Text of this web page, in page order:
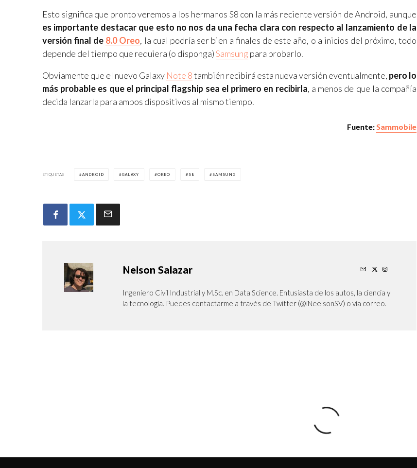
Esto significa que pronto veremos a los hermanos S8 con la más reciente versión de Android, aunque
es importante destacar que esto no nos da una fecha clara con respecto al lanzamiento de la
versión final de 8.0 Oreo, la cual podría ser bien a finales de este año, o a inicios del próximo, todo
depende del tiempo que requiera (o disponga)Samsung para probarlo.
Obviamente que el nuevo Galaxy Note 8también recibirá esta nueva versión eventualmente, pero lo
más probable es que el principal flagship sea el primero en recibirla, a menos de que la compañía
decida lanzarla para ambos dispositivos al mismo tiempo.
Fuente:Sammobile
ETIQUETAS ANDROID GALAXY OREO S8 SAMSUNG
Nelson Salazar
Ingeniero Civil Industrial y M.Sc. en Data Science. Entusiasta de los autos, la ciencia y
la tecnología. Puedes contactarme a través de Twitter (@iNeelsonSV) o vía correo.